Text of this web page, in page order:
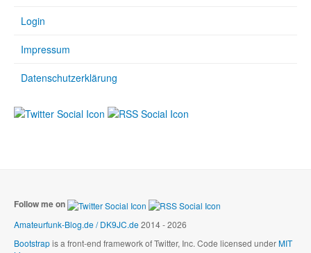
Login
Impressum
Datenschutzerklärung
Follow me on
Amateurfunk-Blog.de / DK9JC.de2014 - 2026
Bootstrapis a front-end framework of Twitter, Inc. Code licensed underMIT